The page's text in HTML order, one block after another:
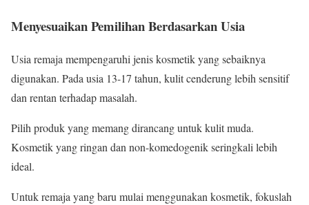
Menyesuaikan Pemilihan Berdasarkan Usia
Usia remaja mempengaruhi jenis kosmetik yang sebaiknya
digunakan. Pada usia 13-17 tahun, kulit cenderung lebih sensitif
dan rentan terhadap masalah.
Pilih produk yang memang dirancang untuk kulit muda.
Kosmetik yang ringan dan non-komedogenik seringkali lebih
ideal.
Untuk remaja yang baru mulai menggunakan kosmetik, fokuslah